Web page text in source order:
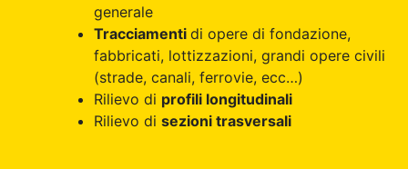
generale
Tracciamenti di opere di fondazione,
fabbricati, lottizzazioni, grandi opere civili
(strade, canali, ferrovie, ecc…)
Rilievo di profili longitudinali
Rilievo di sezioni trasversali